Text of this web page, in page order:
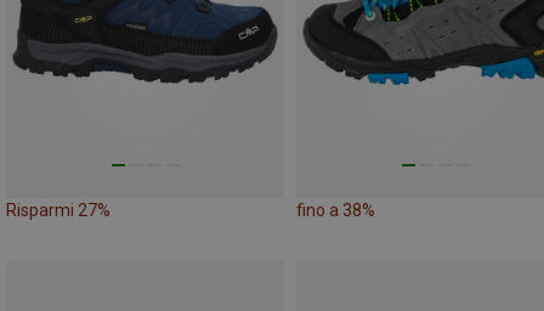
Risparmi 27% fino a 38%